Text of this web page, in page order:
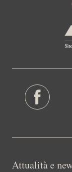
Attualità e